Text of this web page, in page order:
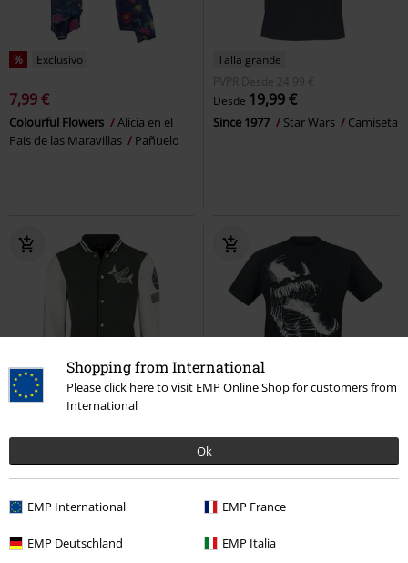
Shopping from International
Please click here to visit EMP Online Shop for customers from
International
Ok
EMP International EMP France
EMP Deutschland EMP Italia
% Exclusivo
7,99 €
Colourful Flowers
Alicia en el
País de las Maravillas
Pañuelo
Talla grande
PVPR
Desde 24,99 €
Desde 19,99 €
Since 1977 Star Wars Camiseta
Exclusivo
Parches
Tree Of Gondor
El Señor de los
Marvel Games - Spider-Man 2 -
Camiseta